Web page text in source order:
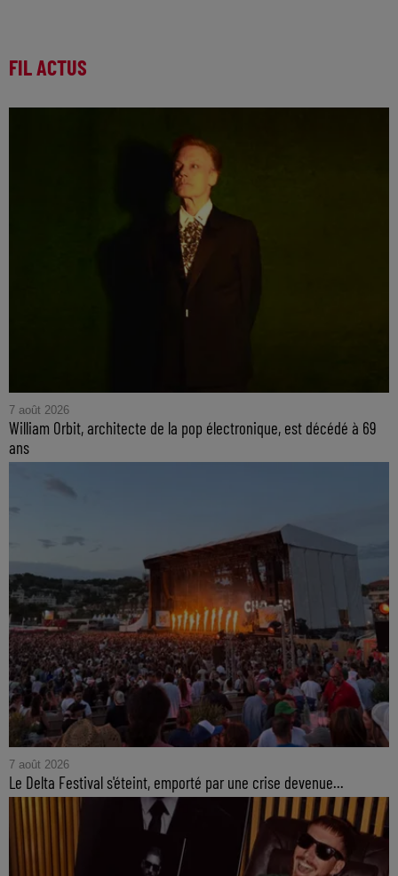
FIL ACTUS
7 août 2026
William Orbit, architecte de la pop électronique, est décédé à 69
ans
7 août 2026
Le Delta Festival s'éteint, emporté par une crise devenue...